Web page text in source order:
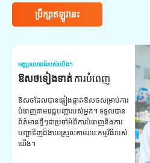
ប្រឹក្សាឥឡូវនេះ
អត្ថប្រយោជន៍របស់យើង។
ឱសថទៀងទាត់ការបំពេញ
ឱសថដែលបានផ្ទៀងផ្ទាត់ឱសថសម្រាប់ការ
បំពេញតាមវេជ្ជបញ្ជារបស់អ្នក។ ទទួល​បាន​
ព័ត៌មាន​ថ្មីៗ​ជា​ប្រចាំ​អំពី​ការ​បំពេញ​និង​ការ​
បញ្ជា​ទិញ​ដ៏​ងាយ​ស្រួល​តាម​រយៈ​កម្មវិធី​របស់​
យើង។